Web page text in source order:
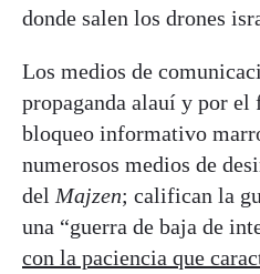
donde salen los drones
Los medios de
propaganda alauí y por el
bloqueo informativo
numerosos medios de
del Majzen; califican la
una “guerra de baja de
con la paciencia que